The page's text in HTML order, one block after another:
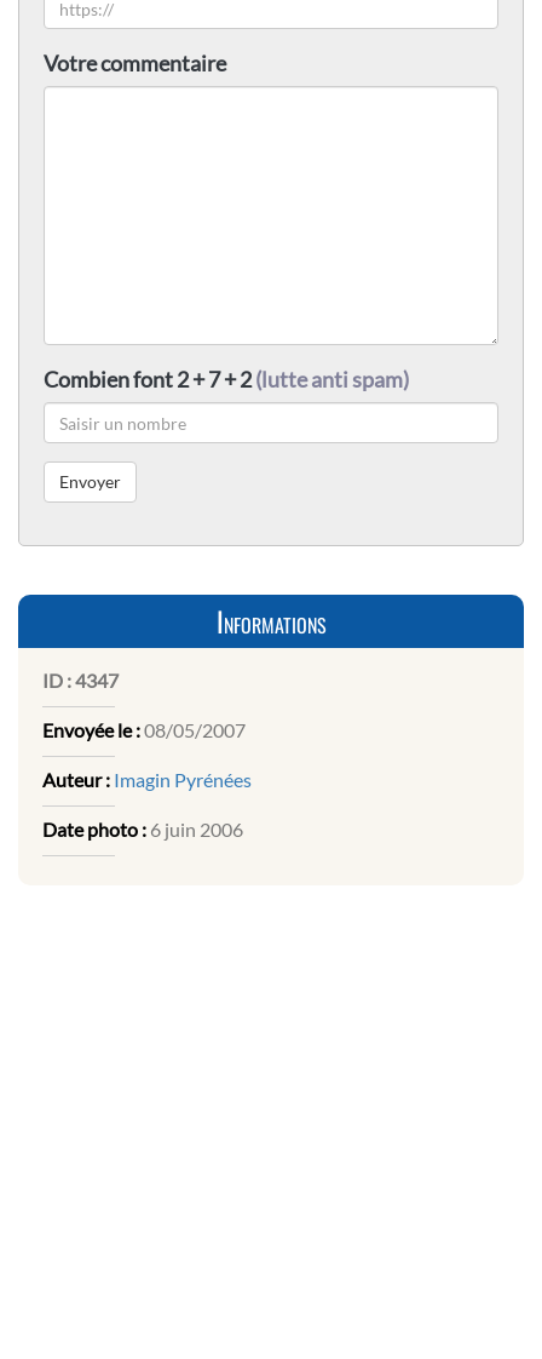
Votre commentaire
Combien font 2 + 7 + 2(lutte anti spam)
Informations
ID :4347
Envoyée le :08/05/2007
Auteur : Imagin Pyrénées
Date photo : 6 juin 2006